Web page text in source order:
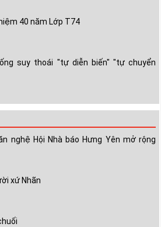
40 năm Lớp T74
suy thoái "tự diễn biến" "tự chuyển
nghệ Hội Nhà báo Hưng Yên mở rộng
xứ Nhãn